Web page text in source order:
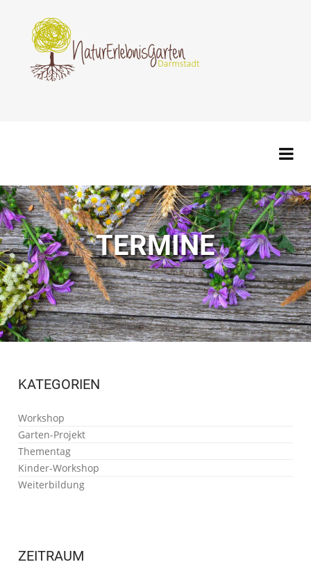
TERMINE
KATEGORIEN
Workshop
Garten-Projekt
Thementag
Kinder-Workshop
Weiterbildung
ZEITRAUM